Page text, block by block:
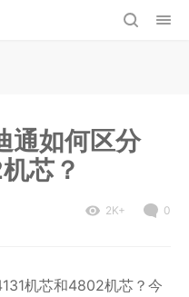
通如何区分
芯？
2K+ 0
机芯和4802机芯？今